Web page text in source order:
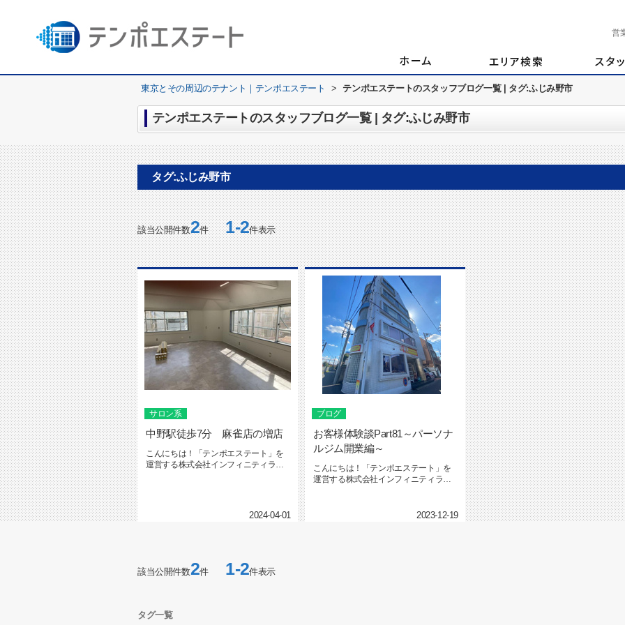
営
東京とその周辺のテナント｜テンポエステート > テンポエステートのスタッフブログ一覧 | タグ:ふじみ野市
テンポエステートのスタッフブログ一覧 | タグ:ふじみ野市
タグ:ふじみ野市
該当公開件数2件1-2件表示
サロン系
中野駅徒歩7分 麻雀店の増店
こんにちは！「テンポエステート」を
運営する株式会社インフィニティライ
2024-04-01
ブログ
お客様体験談Part81～パーソナ
ルジム開業編～
こんにちは！「テンポエステート」を
運営する株式会社インフィニティライ
2023-12-19
該当公開件数2件1-2件表示
タグ一覧